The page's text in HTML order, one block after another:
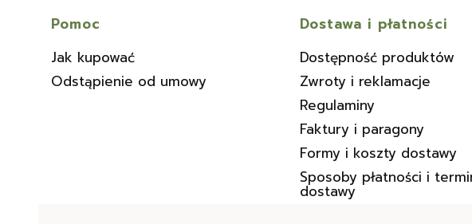
Linki w stopce
Pomoc
Jak kupować
Odstąpienie od umowy
Dostawa i płatności
Dostępność produktów
Zwroty i reklamacje
Regulaminy
Faktury i paragony
Formy i koszty dostawy
Sposoby płatności i
dostawy